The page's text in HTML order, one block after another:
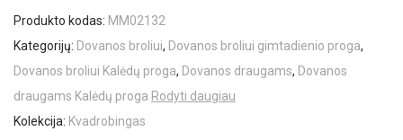
Produkto kodas: MM02132
Kategorijų: Dovanos broliui, Dovanos broliui gimtadienio proga,
Dovanos broliui Kalėdų proga, Dovanos draugams, Dovanos
draugams Kalėdų proga Rodyti daugiau
Kolekcija: Kvadrobingas